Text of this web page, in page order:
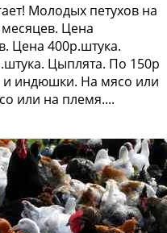
Молодых петухов на
Цена
Цена 400р.штука.
Цыплята. По 150р
индюшки. На мясо или
или на племя....